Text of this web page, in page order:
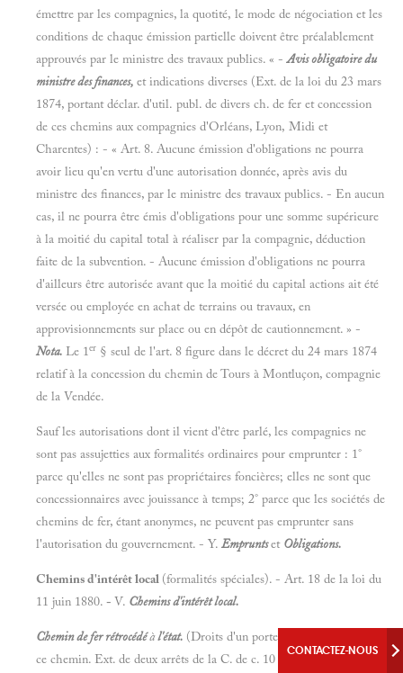
émettre par les compagnies, la quotité, le mode de négociation et les
conditions de chaque émission partielle doivent être préalablement
approuvés par le ministre des travaux publics. « -Avis obligatoire du
ministre des finances, et indications diverses (Ext. de la loi du 23 mars
1874, portant déclar. d'util. publ. de divers ch. de fer et concession
de ces chemins aux compagnies d'Orléans, Lyon, Midi et
Charentes) : - « Art. 8. Aucune émission d'obligations ne pourra
avoir lieu qu'en vertu d'une autorisation donnée, après avis du
ministre des finances, par le ministre des travaux publics. - En aucun
cas, il ne pourra être émis d'obligations pour une somme supérieure
à la moitié du capital total à réaliser par la compagnie, déduction
faite de la subvention. - Aucune émission d'obligations ne pourra
d'ailleurs être autorisée avant que la moitié du capital actions ait été
versée ou employée en achat de terrains ou travaux, en
approvisionnements sur place ou en dépôt de cautionnement. » -
Nota. Le 1er § seul de l'art. 8 figure dans le décret du 24 mars 1874
relatif à la concession du chemin de Tours à Montluçon, compagnie
de la Vendée.
Sauf les autorisations dont il vient d'être parlé, les compagnies ne
sont pas assujetties aux formalités ordinaires pour emprunter : 1°
parce qu'elles ne sont pas propriétaires foncières; elles ne sont que
concessionnaires avec jouissance à temps; 2° parce que les sociétés de
chemins de fer, étant anonymes, ne peuvent pas emprunter sans
l'autorisation du gouvernement. - Y. Empruntset Obligations.
Chemins d'intérêt local (formalités spéciales). - Art. 18 de la loi du
11 juin 1880. - V. Chemins d'intérêt local.
Chemin de fer rétrocédéàl'état. (Droits d'un porteur d'obligations de
ce chemin. Ext. de deux arrêts de la C. de c. 10 mai 1881 et 18 avril
CONTACTEZ-NOUS